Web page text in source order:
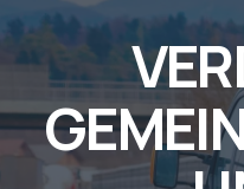
als praktisches